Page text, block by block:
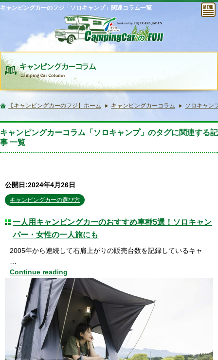
キャンピングカーのフジ「ソロキャンプ」関連コラム一覧
【キャンピングカーのフジ】ホーム キャンピングカーコラム ソロキャン
キャンピングカーコラム「ソロキャンプ」のタグに関連する記
事 一覧
公開日:2024年4月26日
キャンピングカーの選び方
一人用キャンピングカーのおすすめ車種5選！ソロキャン
パー・女性の一人旅にも
2005年から連続して右肩上がりの販売台数を記録しているキャ
Continue reading